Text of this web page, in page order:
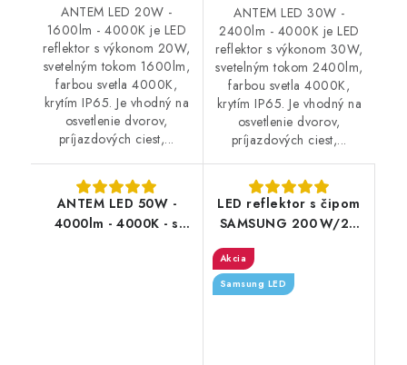
ANTEM LED 20W -
1600lm - 4000K je LED
reflektor s výkonom 20W,
svetelným tokom 1600lm,
farbou svetla 4000K,
krytím IP65. Je vhodný na
osvetlenie dvorov,
príjazdových ciest,...
ANTEM LED 30W -
2400lm - 4000K je LED
reflektor s výkonom 30W,
svetelným tokom 2400lm,
farbou svetla 4000K,
krytím IP65. Je vhodný na
osvetlenie dvorov,
príjazdových ciest,...
ANTEM LED 50W -
4000lm - 4000K - s
LED reflektor s čipom
SAMSUNG 200 W/20
Akcia
Samsung LED